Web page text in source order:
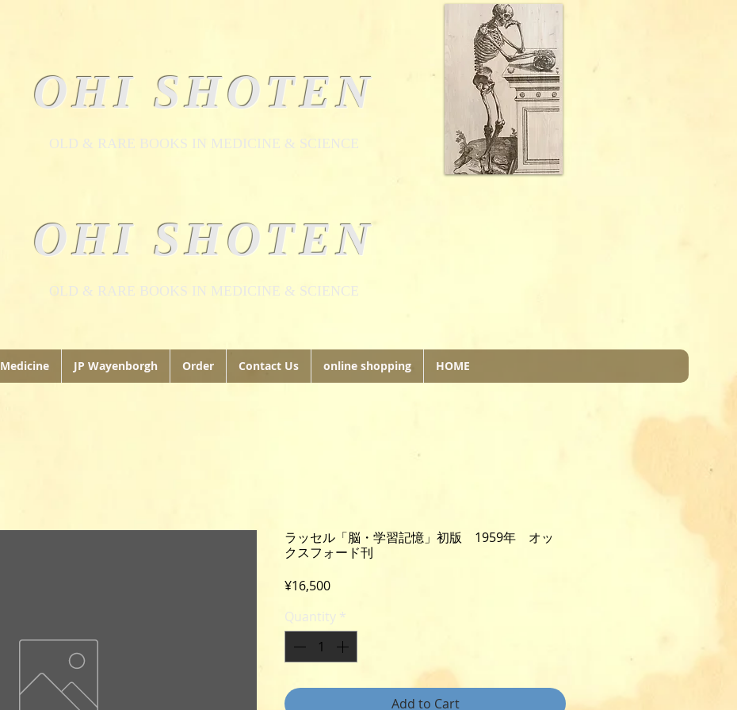
OHI SHOTEN
​OLD & RARE BOOKS IN MEDICINE & SCIENCE
OHI SHOTEN
​OLD & RARE BOOKS IN MEDICINE & SCIENCE
ラッセル「脳・学習記憶」初版 1959年 オッ
クスフォード刊
¥16,500Price
Quantity
Add to Cart
Medicine JP Wayenborgh Order Contact Us online shopping HOME